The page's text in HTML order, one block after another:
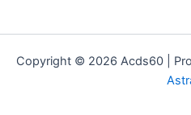
Copyright © 2026 Acds60 |